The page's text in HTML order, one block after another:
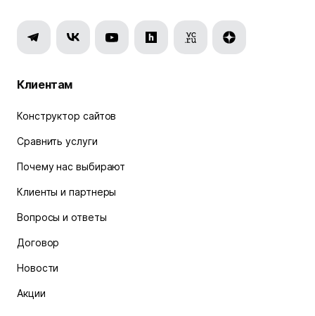
Клиентам
Конструктор сайтов
Сравнить услуги
Почему нас выбирают
Клиенты и партнеры
Вопросы и ответы
Договор
Новости
Акции